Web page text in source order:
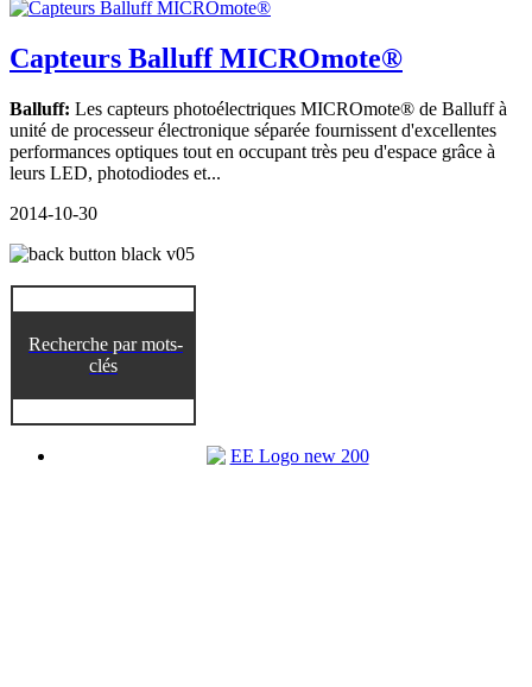
Capteurs Balluff MICROmote®
Balluff: Les capteurs photoélectriques MICROmote® de Balluff à
unité de processeur électronique séparée fournissent d'excellentes
performances optiques tout en occupant très peu d'espace grâce à
leurs LED, photodiodes et...
2014-10-30
Recherche par mots-
clés